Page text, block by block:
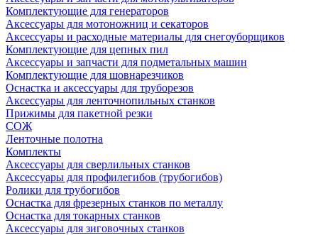
Комплектующие для генераторов
Аксессуары для мотоножниц и секаторов
Аксессуары и расходные материалы для снегоуборщиков
Комплектующие для цепных пил
Аксессуары и запчасти для подметальных машин
Комплектующие для шовнарезчиков
Оснастка и аксессуары для труборезов
Аксессуары для ленточнопильных станков
Прижимы для пакетной резки
СОЖ
Ленточные полотна
Комплекты
Аксессуары для сверлильных станков
Аксессуары для профилегибов (трубогибов)
Ролики для трубогибов
Оснастка для фрезерных станков по металлу
Оснастка для токарных станков
Аксессуары для зиговочных станков